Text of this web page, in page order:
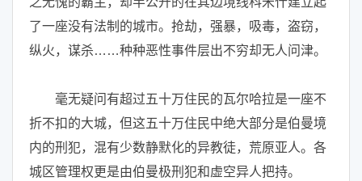
了一座没有法制的城市。抢劫，强暴，吸毒，盗窃，
纵火，谋杀……种种恶性事件层出不穷却无人问津。
毫无疑问有超过五十万住民的瓦尔哈拉是一座不
折不扣的大城，但这五十万住民中绝大部分是伯曼境
内的刑犯，混有少数静默化的异教徒，荒原亚人。各
城区管理权更是由伯曼极刑犯和虚空异人把持。